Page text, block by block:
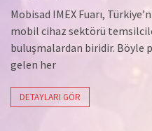
Mobisad IMEX Fuarı,
mobil cihaz sektörü
buluşmalardan biridir. Böyle
gelen her
DETAYLARI GÖR